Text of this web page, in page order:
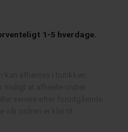
1-5 hverdage.
senere efter forudgående